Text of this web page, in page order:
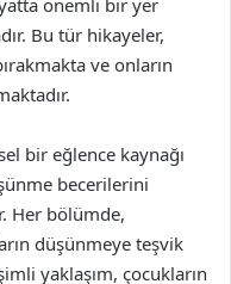
önemli bir yer
Bu tür hikayeler,
ve onların
bir eğlence kaynağı
becerilerini
Her bölümde,
düşünmeye teşvik
yaklaşım, çocukların